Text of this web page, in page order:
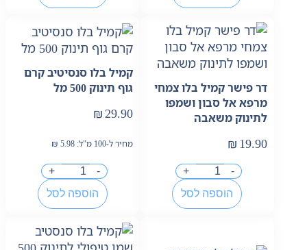
דר פישר קמיל בלו צמחי
מרפא אל סבון ושמפו
לתינוק משאבה
₪ 19.90
-
+
הוספה לסל
קמיל בלו סנסיטיב קרם
גוף תינוק 500 מל
₪ 29.90
מחיר ל-100 מ"ל: ₪ 5.98
-
+
הוספה לסל